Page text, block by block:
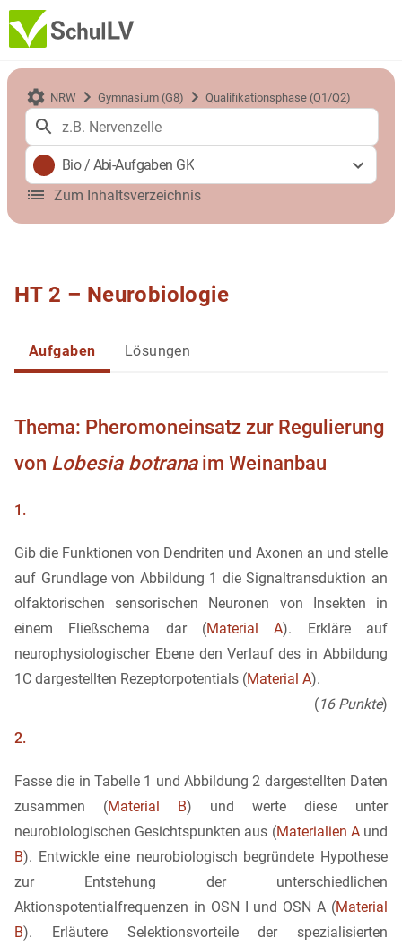
NRW Gymnasium (G8) Qualifikationsphase (Q1/Q2)
Bio/ Abi-Aufgaben GK
Zum Inhaltsverzeichnis
HT 2 – Neurobiologie
Aufgaben Lösungen
Thema: Pheromoneinsatz zur Regulierung
von Lobesia botranaim Weinanbau
1.
Gib die Funktionen von Dendriten und Axonen an und stelle
auf Grundlage von Abbildung 1 die Signaltransduktion an
olfaktorischen sensorischen Neuronen von Insekten in
einem Fließschema dar (Material A). Erkläre auf
neurophysiologischer Ebene den Verlauf des in Abbildung
1C dargestellten Rezeptorpotentials (Material A).
(16 Punkte)
2.
Fasse die in Tabelle 1 und Abbildung 2 dargestellten Daten
zusammen (Material B) und werte diese unter
neurobiologischen Gesichtspunkten aus (Materialien Aund
B). Entwickle eine neurobiologisch begründete Hypothese
zur Entstehung der unterschiedlichen
Aktionspotentialfrequenzen in OSN I und OSN A (Material
B). Erläutere Selektionsvorteile der spezialisierten